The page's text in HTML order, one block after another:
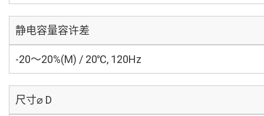
静电容量容许差
-20～20%(M) / 20℃, 120Hz
尺寸⌀ D